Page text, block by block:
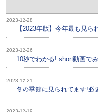
2023-12-28
【2023年版】今年最も見ら
2023-12-26
10秒でわかる! short動画で
2023-12-21
冬の季節に見られてます!必
2023-12-19